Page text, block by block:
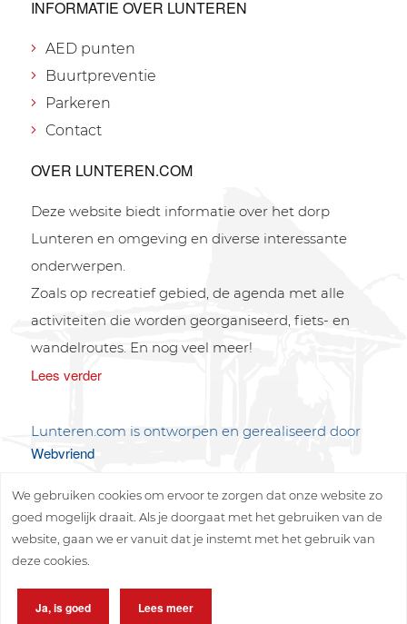
INFORMATIE OVER LUNTEREN
AED punten
Buurtpreventie
Parkeren
Contact
OVER LUNTEREN.COM
Deze website biedt informatie over het dorp
Lunteren en omgeving en diverse interessante
onderwerpen.
Zoals op recreatief gebied, de agenda met alle
activiteiten die worden georganiseerd, fiets- en
wandelroutes. En nog veel meer!
Lees verder
Lunteren.com is ontworpen en gerealiseerd door
Webvriend
We gebruiken cookies om ervoor te zorgen dat onze website zo
goed mogelijk draait. Als je doorgaat met het gebruiken van de
website, gaan we er vanuit dat je instemt met het gebruik van
deze cookies.
Ja, is goed Lees meer